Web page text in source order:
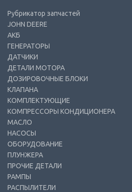
Рубрикатор запчастей
JOHN DEERE
АКБ
ГЕНЕРАТОРЫ
ДАТЧИКИ
ДЕТАЛИ МОТОРА
ДОЗИРОВОЧНЫЕ БЛОКИ
КЛАПАНА
КОМПЛЕКТУЮЩИЕ
КОМПРЕССОРЫ КОНДИЦИОНЕРА
МАСЛО
НАСОСЫ
ОБОРУДОВАНИЕ
ПЛУНЖЕРА
ПРОЧИЕ ДЕТАЛИ
РАМПЫ
РАСПЫЛИТЕЛИ